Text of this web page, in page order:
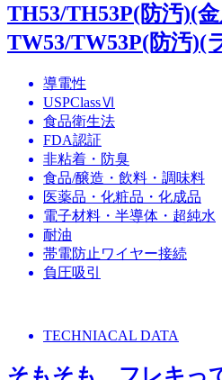
TH53/TH53P(防汚)(
TW53/TW53P(防汚)(
導電性
USPClassⅥ
食品衛生法
FDA認証
非粘着・防臭
食品/醸造・飲料・調味料
医薬品・化粧品・化成品
電子材料・半導体・超純水
耐油
帯電防止ワイヤー接続
負圧吸引
TECHNIACAL DATA